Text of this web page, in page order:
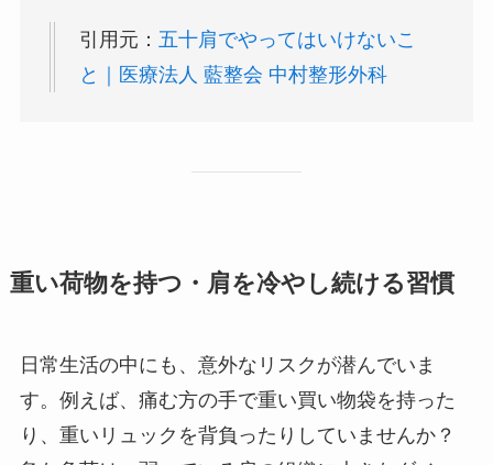
引用元： 五十肩でやってはいけないこ
と｜医療法人 藍整会 中村整形外科
重い荷物を持つ・肩を冷やし続ける習慣
日常生活の中にも、意外なリスクが潜んでいま
す。例えば、痛む方の手で重い買い物袋を持った
り、重いリュックを背負ったりしていませんか？